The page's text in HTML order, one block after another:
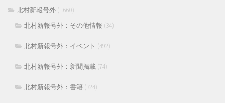
北村新報号外 (1,660)
北村新報号外：その他情報 (34)
北村新報号外：イベント (492)
北村新報号外：新聞掲載 (74)
北村新報号外：書籍 (324)